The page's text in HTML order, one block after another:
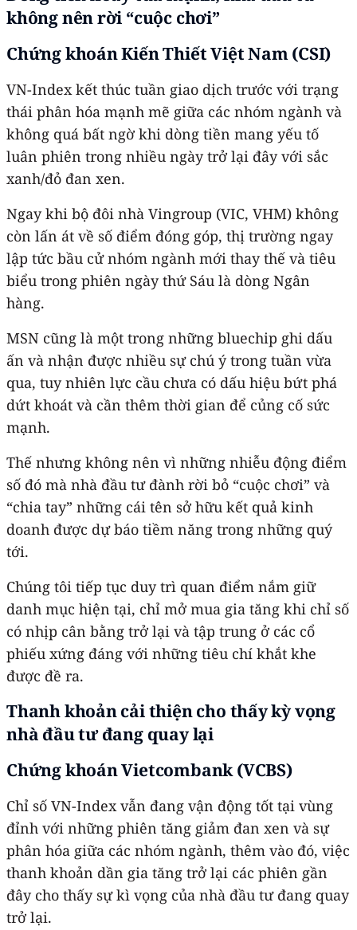
không nên rời “cuộc chơi”
Chứng khoán Kiến Thiết Việt Nam (CSI)
VN-Index kết thúc tuần giao dịch trước với trạng
thái phân hóa mạnh mẽ giữa các nhóm ngành và
không quá bất ngờ khi dòng tiền mang yếu tố
luân phiên trong nhiều ngày trở lại đây với sắc
xanh/đỏ đan xen.
Ngay khi bộ đôi nhà Vingroup (VIC, VHM) không
còn lấn át về số điểm đóng góp, thị trường ngay
lập tức bầu cử nhóm ngành mới thay thế và tiêu
biểu trong phiên ngày thứ Sáu là dòng Ngân
hàng.
MSN cũng là một trong những bluechip ghi dấu
ấn và nhận được nhiều sự chú ý trong tuần vừa
qua, tuy nhiên lực cầu chưa có dấu hiệu bứt phá
dứt khoát và cần thêm thời gian để củng cố sức
mạnh.
Thế nhưng không nên vì những nhiễu động điểm
số đó mà nhà đầu tư đành rời bỏ “cuộc chơi” và
“chia tay” những cái tên sở hữu kết quả kinh
doanh được dự báo tiềm năng trong những quý
tới.
Chúng tôi tiếp tục duy trì quan điểm nắm giữ
danh mục hiện tại, chỉ mở mua gia tăng khi chỉ số
có nhịp cân bằng trở lại và tập trung ở các cổ
phiếu xứng đáng với những tiêu chí khắt khe
được đề ra.
Thanh khoản cải thiện cho thấy kỳ vọng
nhà đầu tư đang quay lại
Chứng khoán Vietcombank (VCBS)
Chỉ số VN-Index vẫn đang vận động tốt tại vùng
đỉnh với những phiên tăng giảm đan xen và sự
phân hóa giữa các nhóm ngành, thêm vào đó, việc
thanh khoản dần gia tăng trở lại các phiên gần
đây cho thấy sự kì vọng của nhà đầu tư đang quay
trở lại.